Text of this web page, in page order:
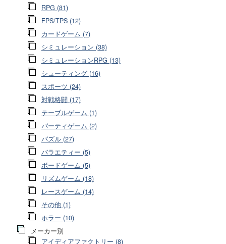
RPG (81)
FPS/TPS (12)
カードゲーム (7)
シミュレーション (38)
シミュレーションRPG (13)
シューティング (16)
スポーツ (24)
対戦格闘 (17)
テーブルゲーム (1)
パーティゲーム (2)
パズル (27)
バラエティー (5)
ボードゲーム (5)
リズムゲーム (18)
レースゲーム (14)
その他 (1)
ホラー (10)
メーカー別
アイディアファクトリー (8)